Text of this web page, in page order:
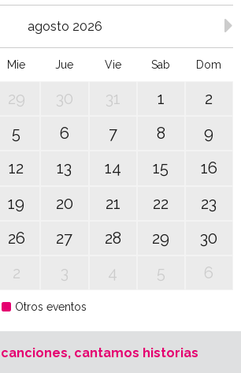
agosto 2026
Mie Jue Vie Sab Dom
29 30 31 1
2
5 6 7 8
9
12 13 14 15
16
19 20 21 22
23
26 27 28 29
30
2 3 4 5 6
Otros eventos
cantamos historias